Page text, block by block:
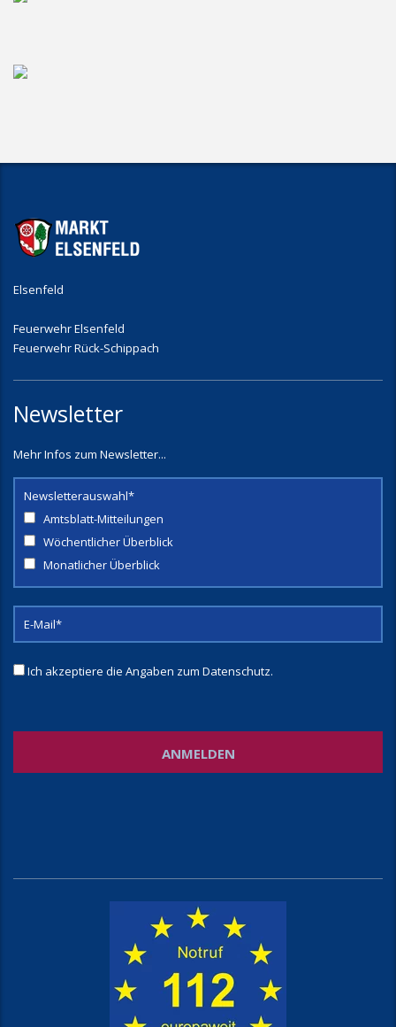
Elsenfeld
Feuerwehr Elsenfeld
Feuerwehr Rück-Schippach
Newsletter
Mehr Infos zum Newsletter...
Newsletterauswahl*
Amtsblatt-Mitteilungen
Wöchentlicher Überblick
Monatlicher Überblick
Ich akzeptiere die Angaben zum Datenschutz.